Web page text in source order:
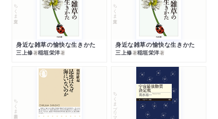
ちくま文庫
身近な雑草の愉快な生きかた
三上修著稲垣栄洋著
ちくま文庫
身近な雑草の愉快な生きかた
三上修著稲垣栄洋著
ちくま新書 ちくまプリマー新書